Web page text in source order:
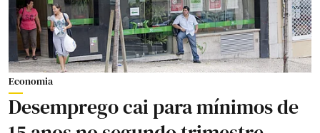
Economia
Desemprego cai para mínimos de